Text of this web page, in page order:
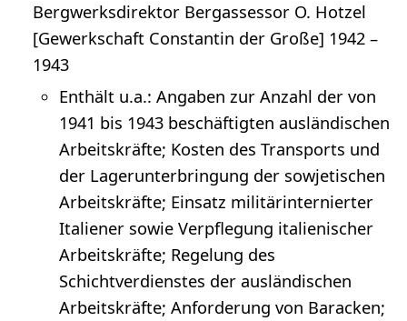
Bergwerksdirektor Bergassessor O. Hotzel
[Gewerkschaft Constantin der Große] 1942 –
1943
Enthält u.a.: Angaben zur Anzahl der von
1941 bis 1943 beschäftigten ausländischen
Arbeitskräfte; Kosten des Transports und
der Lagerunterbringung der sowjetischen
Arbeitskräfte; Einsatz militärinternierter
Italiener sowie Verpflegung italienischer
Arbeitskräfte; Regelung des
Schichtverdienstes der ausländischen
Arbeitskräfte; Anforderung von Baracken;